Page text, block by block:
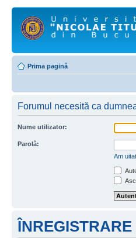
Prima pagină
Forumul necesită ca
Nume utilizator:
Parolă:
Am
ÎNREGISTRARE